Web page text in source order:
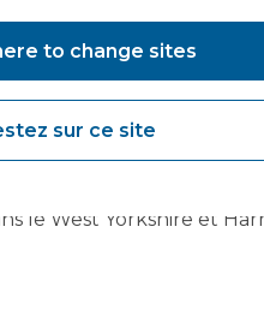
et de Bassetlaw –
le South Yorkshire et
Trust – 41,7
dans le Nord-Est.
de livres sterling
le West Yorkshire et
to change sites
sur ce site